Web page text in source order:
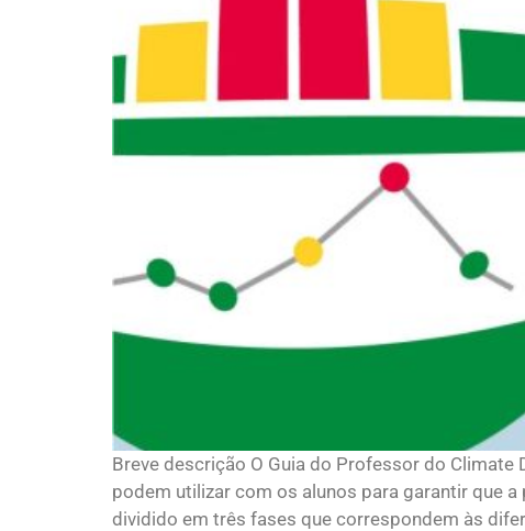
Breve descrição O Guia do Professor do
podem utilizar com os alunos para garantir que
dividido em três fases que correspondem às